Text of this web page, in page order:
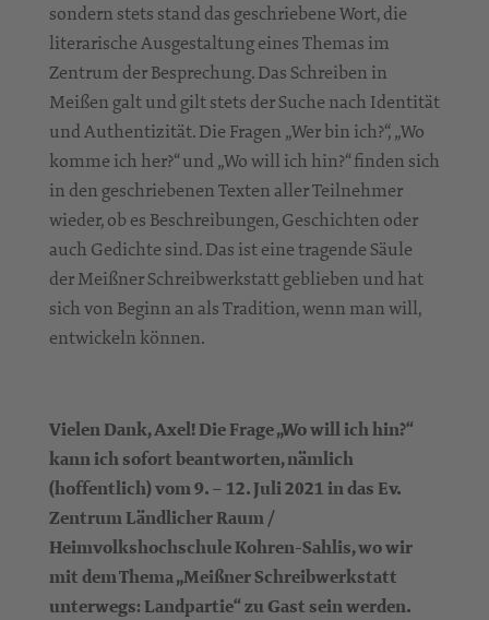
sondern stets stand das geschriebene Wort, die
literarische Ausgestaltung eines Themas im
Zentrum der Besprechung. Das Schreiben in
Meißen galt und gilt stets der Suche nach Identität
und Authentizität. Die Fragen „Wer bin ich?“, „Wo
komme ich her?“ und „Wo will ich hin?“ finden sich
in den geschriebenen Texten aller Teilnehmer
wieder, ob es Beschreibungen, Geschichten oder
auch Gedichte sind. Das ist eine tragende Säule
der Meißner Schreibwerkstatt geblieben und hat
sich von Beginn an als Tradition, wenn man will,
entwickeln können.
Vielen Dank, Axel! Die Frage „Wo will ich hin?“
kann ich sofort beantworten, nämlich
(hoffentlich) vom 9. – 12. Juli 2021 in das Ev.
Zentrum Ländlicher Raum /
Heimvolkshochschule Kohren-Sahlis, wo wir
mit dem Thema „Meißner Schreibwerkstatt
unterwegs: Landpartie“ zu Gast sein werden.